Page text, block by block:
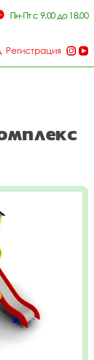
Пн-Пт с 9.00 до 18.00
Регистрация